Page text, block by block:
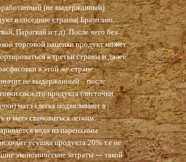
(не выдержанный)
в соседние страны( Бразилию,
Парагвай и т.д) .После чего без
торговой наценки продукт может
в третьи страны и далее
в этой же стране.
не выдержанный – после
свежего продукта (листочки
матэ слегка подвяливают в
и матэ становиться легким
вода из паренхимы
усушка продукта 20% т.е не
экономические затраты --- такой